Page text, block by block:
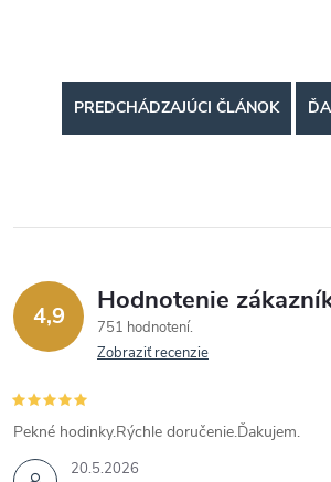
PREDCHÁDZAJÚCI ČLÁNOK
4,9 Hodnotenie
751 hodnotení
Zobraziť recenzie
20.5.2026
Pekné hodinky.Rýchle doručenie.Ďakujem.